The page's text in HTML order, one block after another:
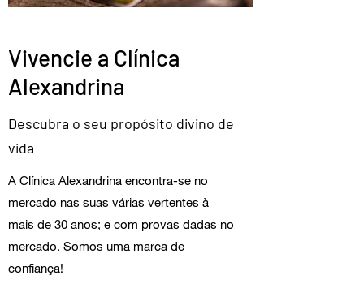
Vivencie a Clínica
Alexandrina
Descubra o seu propósito divino de
vida
A Clínica Alexandrina encontra-se no
mercado nas suas várias vertentes à
mais de 30 anos; e com provas dadas no
mercado. Somos uma marca de
confiança!